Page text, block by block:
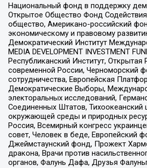
Национальный фонд в поддержку
Открытое Общество Фонд
общество, Американо-российский
экономическому и правовому
Демократический Институт
MEDIA DEVELOPMENT INVESTMENT
Республиканский Институт, Открытая
современной России, Черноморский
сотрудничества, Европейская
Демократические Выборы,
электоральных исследований,
Соединенных Штатов, Тихоокеанский
окружающей среды и природных
Россия, Всемирный конгресс
совет, Человек в беде, Европейский
Джеймстаунский фонд, Прожект
дракона, Врачи против
органов, Фалунь Дафа, Друзья